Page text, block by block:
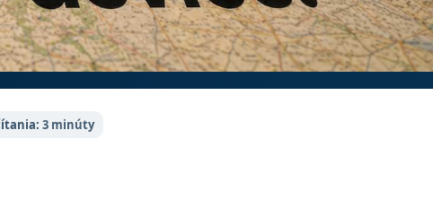
3 minúty